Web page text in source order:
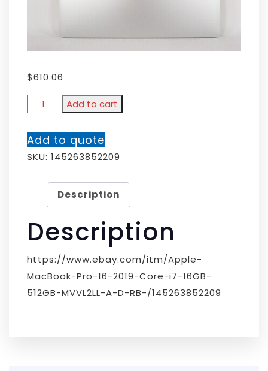
$610.06
Add to cart
Add to quote
SKU: 145263852209
Description
Description
https://www.ebay.com/itm/Apple-
MacBook-Pro-16-2019-Core-i7-16GB-
512GB-MVVL2LL-A-D-RB-/145263852209